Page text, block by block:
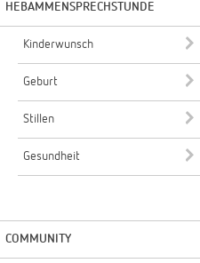
HEBAMMENSPRECHSTUNDE
Kinderwunsch
Geburt
Stillen
Gesundheit
COMMUNITY